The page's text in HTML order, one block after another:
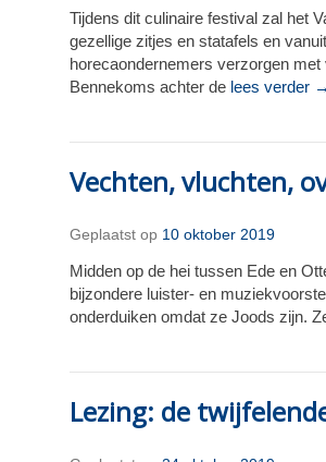
Tijdens dit culinaire festival zal het
gezellige zitjes en statafels en
horecaondernemers verzorgen
Bennekoms achter de lees verder →
Vechten, vluchten,
Geplaatst op 10 oktober 2019
Midden op de hei tussen Ede en
bijzondere luister- en
onderduiken omdat ze Joods zijn.
Lezing: de